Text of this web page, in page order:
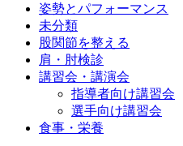
姿勢とパフォーマンス
未分類
股関節を整える
肩・肘検診
講習会・講演会
指導者向け講習会
選手向け講習会
食事・栄養